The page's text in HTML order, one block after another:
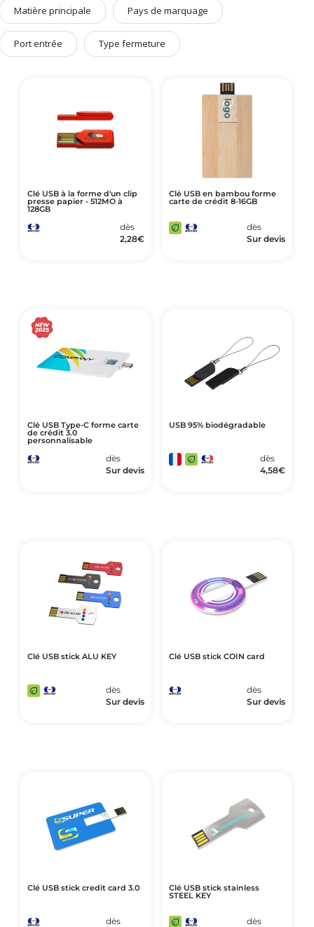
Art de Vivre à la Française
Plantes et Graines
Bien être & Sécurité
PLV & Mobiliers Pub
Packaging sur-mesure
Evénement Entreprise
Matière principale Pays de marquage
Port entrée Type fermeture
Clé USB à la forme d'un clip
presse papier - 512MO à
128GB
dès
2,28€
Clé USB en bambou forme
carte de crédit 8-16GB
dès
Sur devis
Clé USB Type-C forme carte
de crédit 3.0
personnalisable
dès
Sur devis
USB 95% biodégradable
dès
4,58€
Clé USB stick ALU KEY
dès
Sur devis
Clé USB stick COIN card
dès
Sur devis
Clé USB stick credit card 3.0
dès
Clé USB stick stainless
STEEL KEY
dès